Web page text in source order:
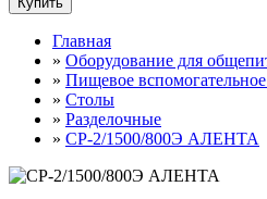
Главная
» Оборудование для
» Пищевое
» Столы
» Разделочные
» СР-2/1500/800Э АЛЕНТА